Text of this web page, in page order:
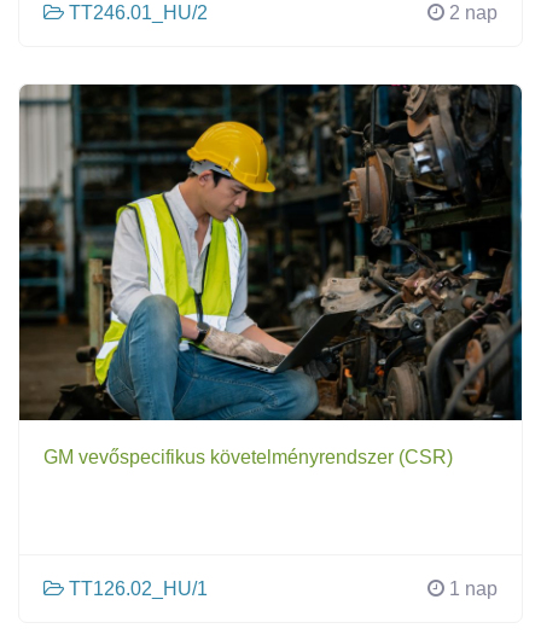
TT246.01_HU/2 2 nap
GM vevőspecifikus követelményrendszer (CSR)
TT126.02_HU/1 1 nap